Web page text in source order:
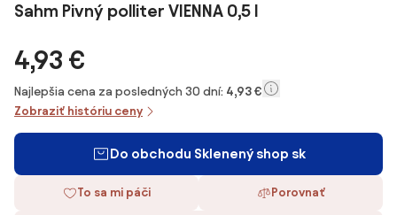
Sahm Pivný polliter VIENNA 0,5 l
4,93 €
Najlepšia cena za posledných 30 dní: 4,93 €
Zobraziť históriu ceny
Do obchodu Sklenený shop sk
To sa mi páči Porovnať